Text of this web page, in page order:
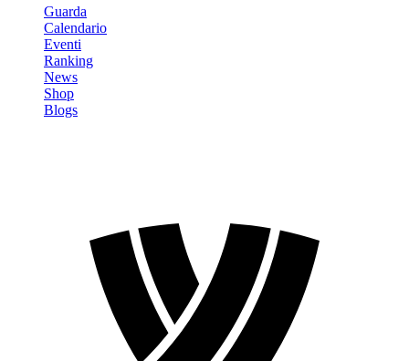
Guarda
Calendario
Eventi
Ranking
News
Shop
Blogs